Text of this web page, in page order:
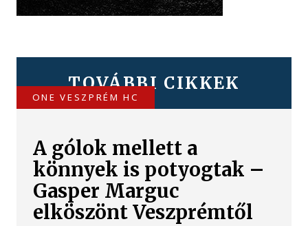
TOVÁBBI CIKKEK
ONE VESZPRÉM HC
A gólok mellett a
könnyek is potyogtak –
Gasper Marguc
elköszönt Veszprémtől